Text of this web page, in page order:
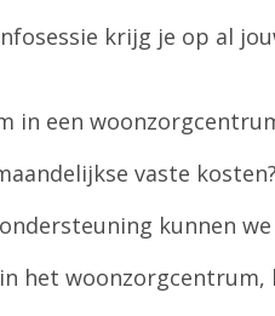
krijg je op al
in een
vaste kosten?
kunnen
het woonzorgcentrum,